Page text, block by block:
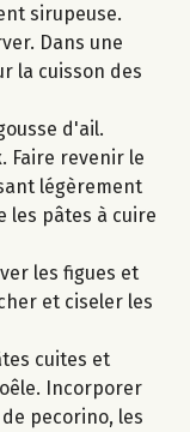
sirupeuse.
Dans une
la cuisson des
d'ail.
Faire revenir le
légèrement
les pâtes à cuire
les figues et
et ciseler les
cuites et
Incorporer
pecorino, les